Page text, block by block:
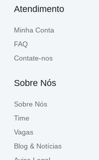
Atendimento
Minha Conta
FAQ
Contate-nos
Sobre Nós
Sobre Nós
Time
Vagas
Blog & Notícias